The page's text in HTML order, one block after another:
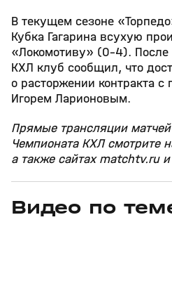
В текущем сезоне
Кубка Гагарина всухую
«Локомотиву» (0–4).
КХЛ клуб сообщил, что
о расторжении контракта
Игорем Ларионовым.
Прямые трансляции
Чемпионата КХЛ смотрите
а также сайтах matchtv.ru
Видео по
01 авг, 10:11